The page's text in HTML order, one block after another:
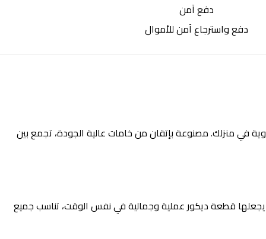
دفع آمن
دفع واسترجاع آمن للأموال
في منزلك. مصنوعة بإتقان من خامات عالية الجودة، تجمع بين
يجعلها قطعة ديكور عملية وجمالية في نفس الوقت، تناسب جميع